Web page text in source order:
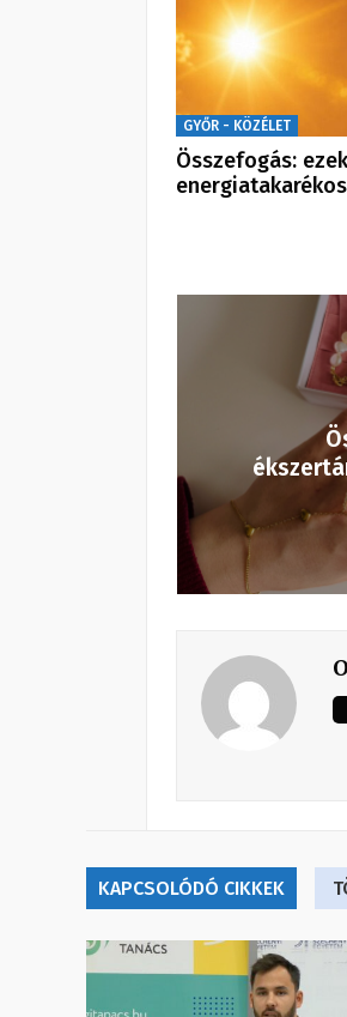
GYŐR - KÖZÉLET
Összefogás:
KAPCSOLÓDÓ CIKKEK